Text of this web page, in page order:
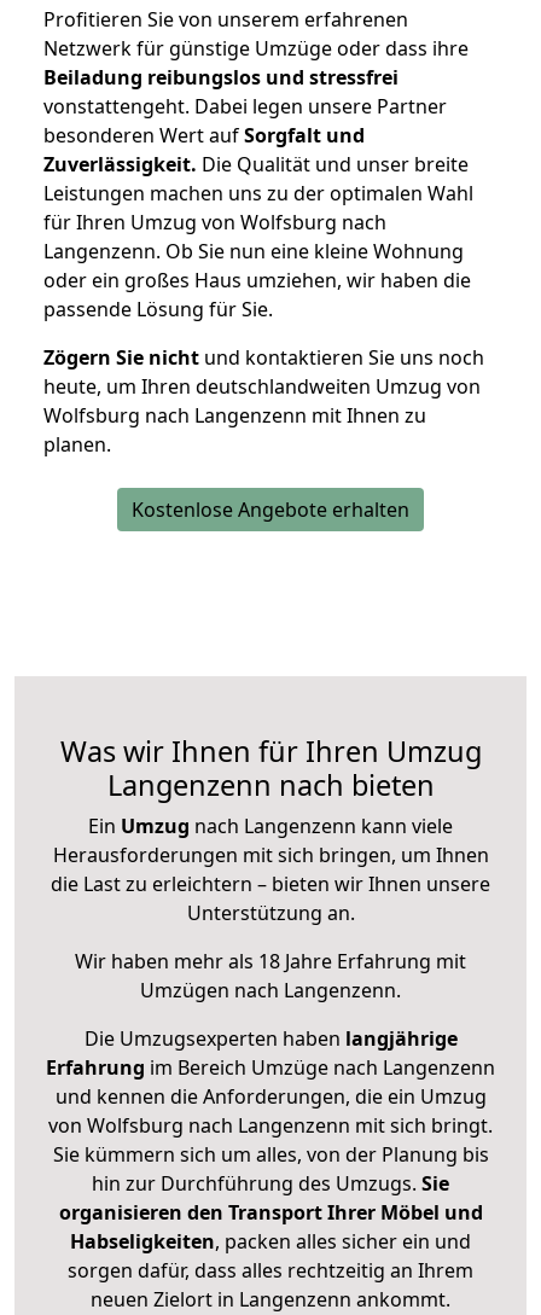
Profitieren Sie von unserem erfahrenen
Netzwerk für günstige Umzüge oder dass ihre
Beiladung reibungslos und stressfrei
vonstattengeht. Dabei legen unsere Partner
besonderen Wert aufSorgfalt und
Zuverlässigkeit. Die Qualität und unser breite
Leistungen machen uns zu der optimalen Wahl
für Ihren Umzug von Wolfsburg nach
Langenzenn. Ob Sie nun eine kleine Wohnung
oder ein großes Haus umziehen, wir haben die
passende Lösung für Sie.
Zögern Sie nicht und kontaktieren Sie uns noch
heute, um Ihren deutschlandweiten Umzug von
Wolfsburg nach Langenzenn mit Ihnen zu
planen.
Kostenlose Angebote erhalten
Was wir Ihnen für Ihren Umzug
Langenzenn nach bieten
Ein Umzug nach Langenzenn kann viele
Herausforderungen mit sich bringen, um Ihnen
die Last zu erleichtern – bieten wir Ihnen unsere
Unterstützung an.
Wir haben mehr als 18 Jahre Erfahrung mit
Umzügen nach Langenzenn.
Die Umzugsexperten haben langjährige
Erfahrung im Bereich Umzüge nach Langenzenn
und kennen die Anforderungen, die ein Umzug
von Wolfsburg nach Langenzenn mit sich bringt.
Sie kümmern sich um alles, von der Planung bis
hin zur Durchführung des Umzugs. Sie
organisieren den Transport Ihrer Möbel und
Habseligkeiten, packen alles sicher ein und
sorgen dafür, dass alles rechtzeitig an Ihrem
neuen Zielort in Langenzenn ankommt.